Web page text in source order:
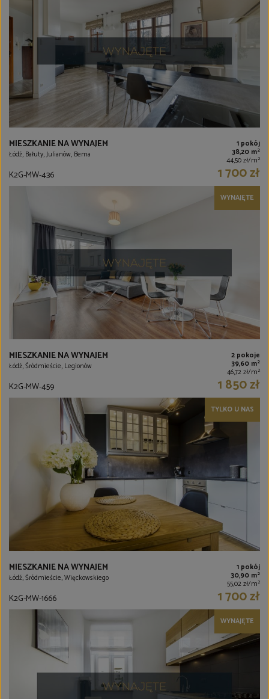
MIESZKANIE NA WYNAJEM
Łódź, Bałuty, Julianów, Bema
1 pokój
38,20 m2
44,50 zł/m2
K2G-MW-436 1 700 zł
WYNAJĘTE
MIESZKANIE NA WYNAJEM
Łódź, Śródmieście, Legionów
2 pokoje
39,60 m2
46,72 zł/m2
K2G-MW-459 1 850 zł
TYLKO U NAS
MIESZKANIE NA WYNAJEM
Łódź, Śródmieście, Więckowskiego
1 pokój
30,90 m2
55,02 zł/m2
K2G-MW-1666 1 700 zł
WYNAJĘTE